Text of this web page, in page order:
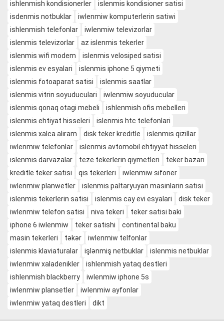
ishlenmish kondisionerler
islenmis kondisioner satisi
isdenmis notbuklar
iwlenmiw komputerlerin satiwi
ishlenmish telefonlar
iwlenmiw televizorlar
islenmis televizorlar
az islenmis tekerler
islenmis wifi modem
islenmis velosiped satisi
islenmis ev esyalari
islenmis iphone 5 qiymeti
islenmis fotoaparat satisi
islenmis saatlar
islenmis vitrin soyuduculari
iwlenmiw soyuducular
islenmis qonaq otagi mebeli
ishlenmish ofis mebelleri
islenmis ehtiyat hisseleri
islenmis htc telefonlari
islenmis xalca aliram
disk teker kreditle
islenmis qizillar
iwlenmiw telefonlar
islenmis avtomobil ehtiyyat hisseleri
islenmis darvazalar
teze tekerlerin qiymetleri
teker bazari
kreditle teker satisi
qis tekerleri
iwlenmiw sifoner
iwlenmiw planwetler
islenmis paltaryuyan masinlarin satisi
islenmis tekerlerin satisi
islenmis cay evi esyalari
disk teker
iwlenmiw telefon satisi
niva tekeri
teker satisi baki
iphone 6 iwlenmiw
teker satishi
continental baku
masin tekerleri
təkər
iwlenmiw telfonlar
islenmis klaviaturalar
işlənmiş netbuklar
islenmis netbuklar
iwlenmiw xaladenikler
ishlenmish yataq destleri
ishlenmish blackberry
iwlenmiw iphone 5s
iwlenmiw plansetler
iwlenmiw ayfonlar
iwlenmiw yataq destleri
dikt